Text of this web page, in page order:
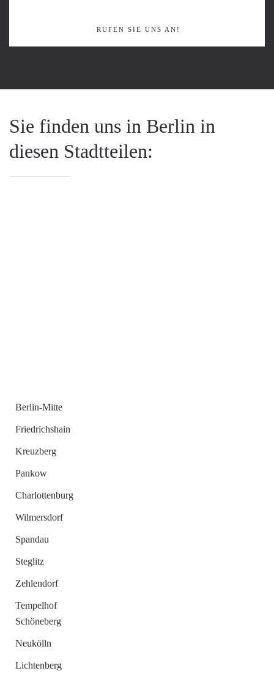
RUFEN SIE UNS AN!
Sie finden uns in Berlin in
diesen Stadtteilen:
Berlin-Mitte
Friedrichshain
Kreuzberg
Pankow
Charlottenburg
Wilmersdorf
Spandau
Steglitz
Zehlendorf
Tempelhof
Schöneberg
Neukölln
Lichtenberg